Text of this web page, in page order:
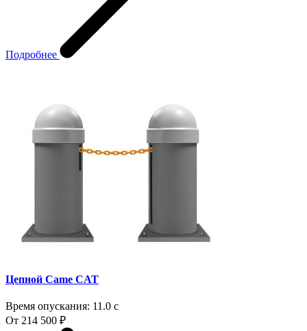
Подробнее
Цепной Came CAT
Время опускания: 11.0 с
От 214 500 ₽